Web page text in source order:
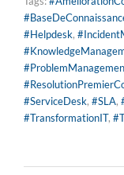
#Helpdesk,
#ServiceDesk, #SLA,
#TransformationIT,